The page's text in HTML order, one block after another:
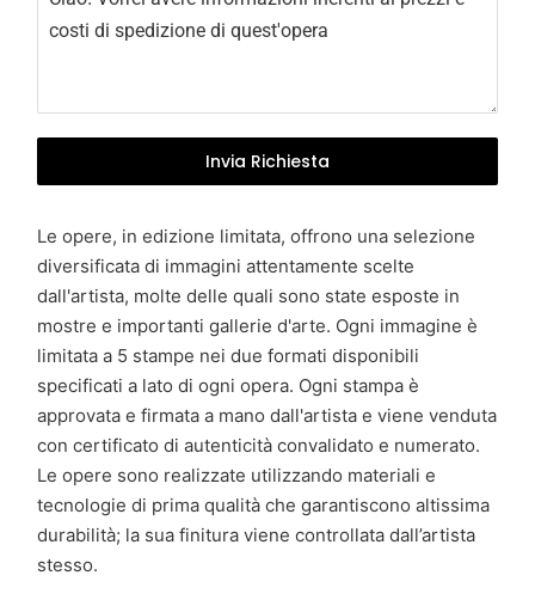
9
Invia Richiesta
Le opere, in edizione limitata, offrono una selezione
diversificata di immagini attentamente scelte
dall'artista, molte delle quali sono state esposte in
mostre e importanti gallerie d'arte. Ogni immagine è
limitata a 5 stampe nei due formati disponibili
specificati a lato di ogni opera. Ogni stampa è
approvata e firmata a mano dall'artista e viene venduta
con certificato di autenticità convalidato e numerato.
Le opere sono realizzate utilizzando materiali e
tecnologie di prima qualità che garantiscono altissima
durabilità; la sua finitura viene controllata dall’artista
stesso.